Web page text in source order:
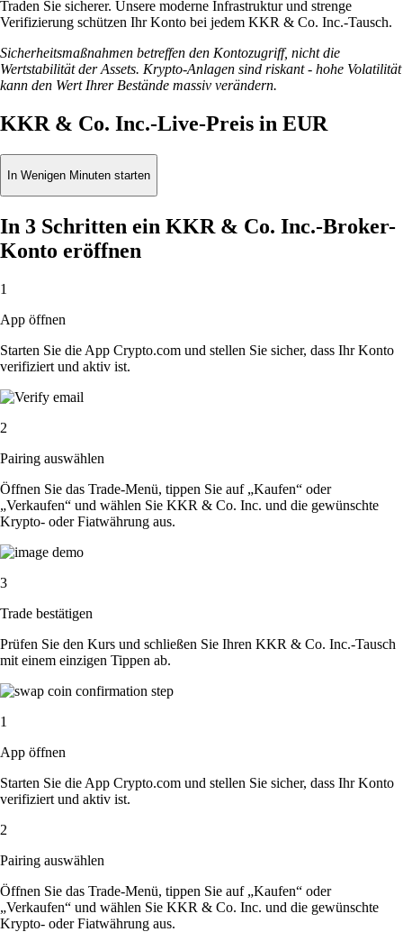
Traden Sie sicherer. Unsere moderne Infrastruktur und strenge
Verifizierung schützen Ihr Konto bei jedem KKR & Co. Inc.-Tausch.
Sicherheitsmaßnahmen betreffen den Kontozugriff, nicht die
Wertstabilität der Assets. Krypto-Anlagen sind riskant - hohe Volatilität
kann den Wert Ihrer Bestände massiv verändern.
KKR & Co. Inc.-Live-Preis in EUR
In Wenigen Minuten starten
In 3 Schritten ein KKR & Co. Inc.-Broker-
Konto eröffnen
1
App öffnen
Starten Sie die App Crypto.com und stellen Sie sicher, dass Ihr Konto
verifiziert und aktiv ist.
2
Pairing auswählen
Öffnen Sie das Trade-Menü, tippen Sie auf „Kaufen“ oder
„Verkaufen“ und wählen Sie KKR & Co. Inc. und die gewünschte
Krypto- oder Fiatwährung aus.
3
Trade bestätigen
Prüfen Sie den Kurs und schließen Sie Ihren KKR & Co. Inc.-Tausch
mit einem einzigen Tippen ab.
1
App öffnen
Starten Sie die App Crypto.com und stellen Sie sicher, dass Ihr Konto
verifiziert und aktiv ist.
2
Pairing auswählen
Öffnen Sie das Trade-Menü, tippen Sie auf „Kaufen“ oder
„Verkaufen“ und wählen Sie KKR & Co. Inc. und die gewünschte
Krypto- oder Fiatwährung aus.